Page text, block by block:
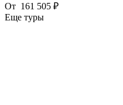
От 161 505 ₽
Еще туры